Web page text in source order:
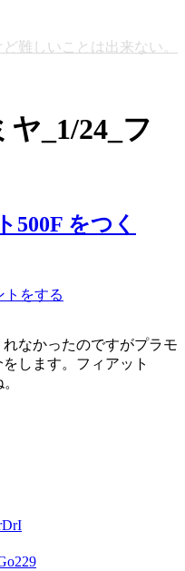
難しいことは出来ない。
ヤ_1/24_フ
500F をつく
トをする
なかったのですがプラモ
します。フィアット